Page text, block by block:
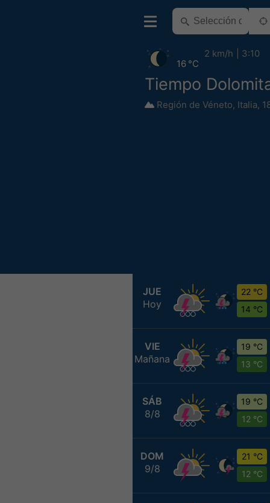
Tiempo
Región de Véneto, Italia,
16 °C
2 km/h 3:10
JUE
Hoy
22 °C
14 °C
VIE
Mañana
19 °C
13 °C
SÁB
8/8
19 °C
12 °C
DOM
9/8
21 °C
12 °C